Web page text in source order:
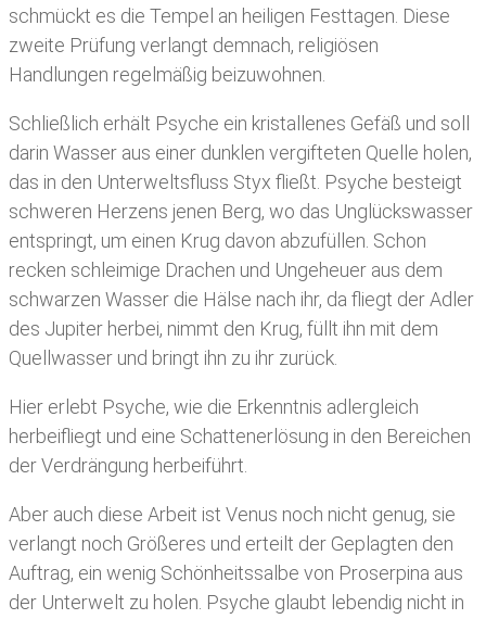
schmückt es die Tempel an heiligen Festtagen. Diese
zweite Prüfung verlangt demnach, religiösen
Handlungen regelmäßig beizuwohnen.
Schließlich erhält Psyche ein kristallenes Gefäß und soll
darin Wasser aus einer dunklen vergifteten Quelle holen,
das in den Unterweltsfluss Styx fließt. Psyche besteigt
schweren Herzens jenen Berg, wo das Unglückswasser
entspringt, um einen Krug davon abzufüllen. Schon
recken schleimige Drachen und Ungeheuer aus dem
schwarzen Wasser die Hälse nach ihr, da fliegt der Adler
des Jupiter herbei, nimmt den Krug, füllt ihn mit dem
Quellwasser und bringt ihn zu ihr zurück.
Hier erlebt Psyche, wie die Erkenntnis adlergleich
herbeifliegt und eine Schattenerlösung in den Bereichen
der Verdrängung herbeiführt.
Aber auch diese Arbeit ist Venus noch nicht genug, sie
verlangt noch Größeres und erteilt der Geplagten den
Auftrag, ein wenig Schönheitssalbe von Proserpina aus
der Unterwelt zu holen. Psyche glaubt lebendig nicht in